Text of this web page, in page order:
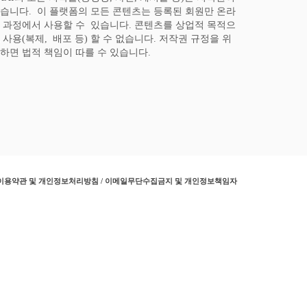
니다. 이 플랫폼의 모든 콘텐츠는 등록된 회원만 온라
과정에서 사용할 수 있습니다. 콘텐츠를 상업적 목적으
사용(복제, 배포 등) 할 수 없습니다. 저작권 규정을 위
면 법적 책임이 따를 수 있습니다.
용약관 및 개인정보처리방침 / 이메일무단수집금지 및 개인정보책임자